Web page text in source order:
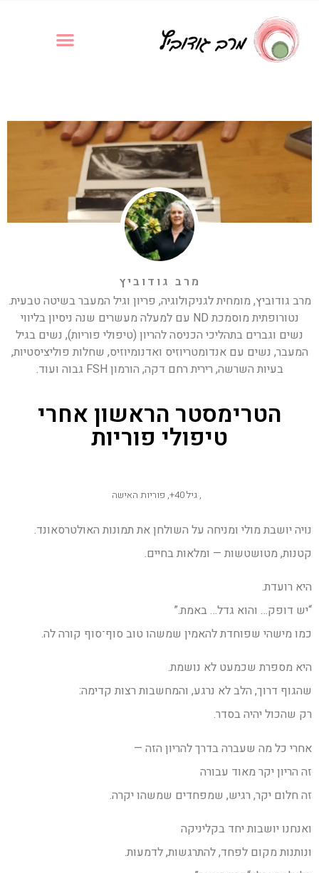
מרב גודוביץ
מרב גודוביץ, מומחית לגניקולוגיה, פריון וגיל המעבר בשיטה טבעית.
נטורופתית מוסמכת ND עם למעלה מעשרים שנה ניסיון בליווי
נשים וגברים בתהליכי הכניסה להריון (טיפולי פוריות), נשים בגיל
המעבר, נשים עם אנדומטריוזיס ואדנומיוזיס, שחלות פוליציסטיות,
בעיות השרשה, רירית רחם דקה, הורמון FSH גבוה ועוד.
הטרימסטר הראשון אחרי
טיפולי פוריות
, גיל 40+ , פוריות האישה
נויה יושבת מולי ומניחה על השולחן את תמונות האולטרסאונד.
קטנות, מטושטשות — ומלאות בחיים.
היא רועדת.
“יש דופק… והוא גדל… באמת.”
כמו מישהי שפוחדת להאמין שמשהו טוב סוף־סוף קורה לה.
היא מספרת שכמעט לא נושמת.
שהגוף דרוך, הלב לא נרגע, והמחשבות רצות קדימה:
רק שהכול יהיה בסדר.
אחרי כל מה שעברה בדרך להריון הזה —
זה הריון יקר מאוד עבורה
זה חלום יקר, רגיש, שמפחדים שמשהו יקרה.
ואנחנו יושבות יחד בקליניקה
ונותנות מקום לפחד, להתרגשות, לדמעות.